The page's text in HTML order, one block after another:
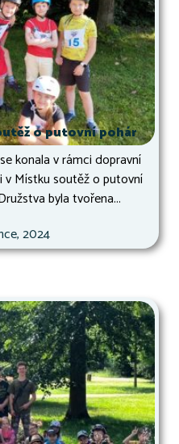
o putovní pohár
konala v rámci dopravní
v Místku soutěž o putovní
byla tvořena...
2024